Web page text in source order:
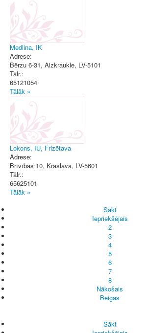
Medlina, IK
Adrese:
Bērzu 6-31, Aizkraukle, LV-5101
Tālr.:
65121054
Tālāk »
Lokons, IU, Frizētava
Adrese:
Brīvības 10, Krāslava, LV-5601
Tālr.:
65625101
Tālāk »
Sākt
Iepriekšējais
2
3
4
5
6
7
8
Nākošais
Beigas
Sākt